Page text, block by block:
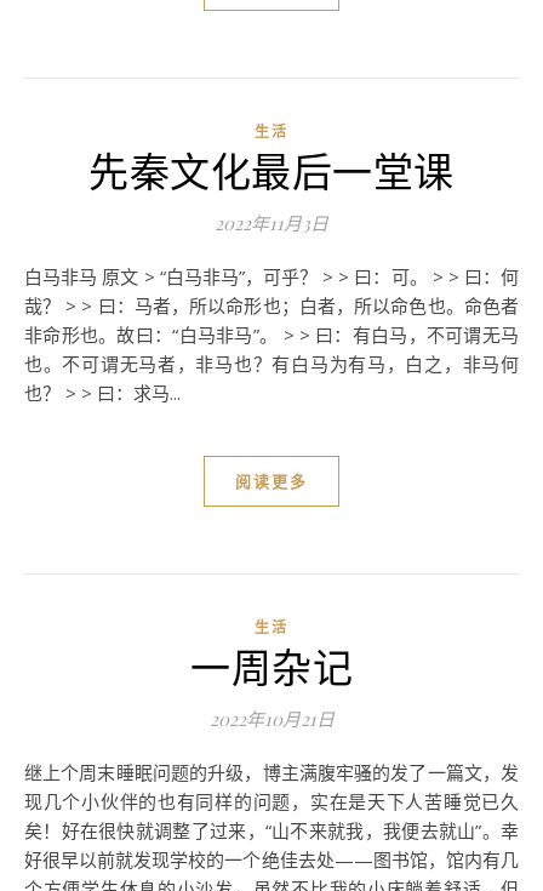
生活
先秦文化最后一堂课
2022年11月3日
白马非马 原文 > “白马非马”，可乎？ > > 曰：可。 > > 曰：何
哉？ > > 曰：马者，所以命形也；白者，所以命色也。命色者
非命形也。故曰：“白马非马”。 > > 曰：有白马，不可谓无马
也。不可谓无马者，非马也？有白马为有马，白之，非马何
也？ > > 曰：求马...
阅读更多
生活
一周杂记
2022年10月21日
继上个周末睡眠问题的升级，博主满腹牢骚的发了一篇文，发
现几个小伙伴的也有同样的问题，实在是天下人苦睡觉已久
矣！好在很快就调整了过来，“山不来就我，我便去就山”。幸
好很早以前就发现学校的一个绝佳去处——图书馆，馆内有几